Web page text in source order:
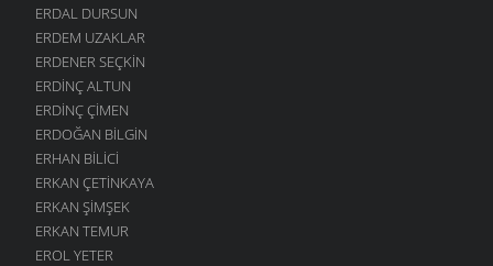
ERDAL DURSUN
ERDEM UZAKLAR
ERDENER SEÇKIN
ERDINÇ ALTUN
ERDINÇ ÇIMEN
ERDOĞAN BILGIN
ERHAN BILICI
ERKAN ÇETINKAYA
ERKAN ŞIMŞEK
ERKAN TEMUR
EROL YETER